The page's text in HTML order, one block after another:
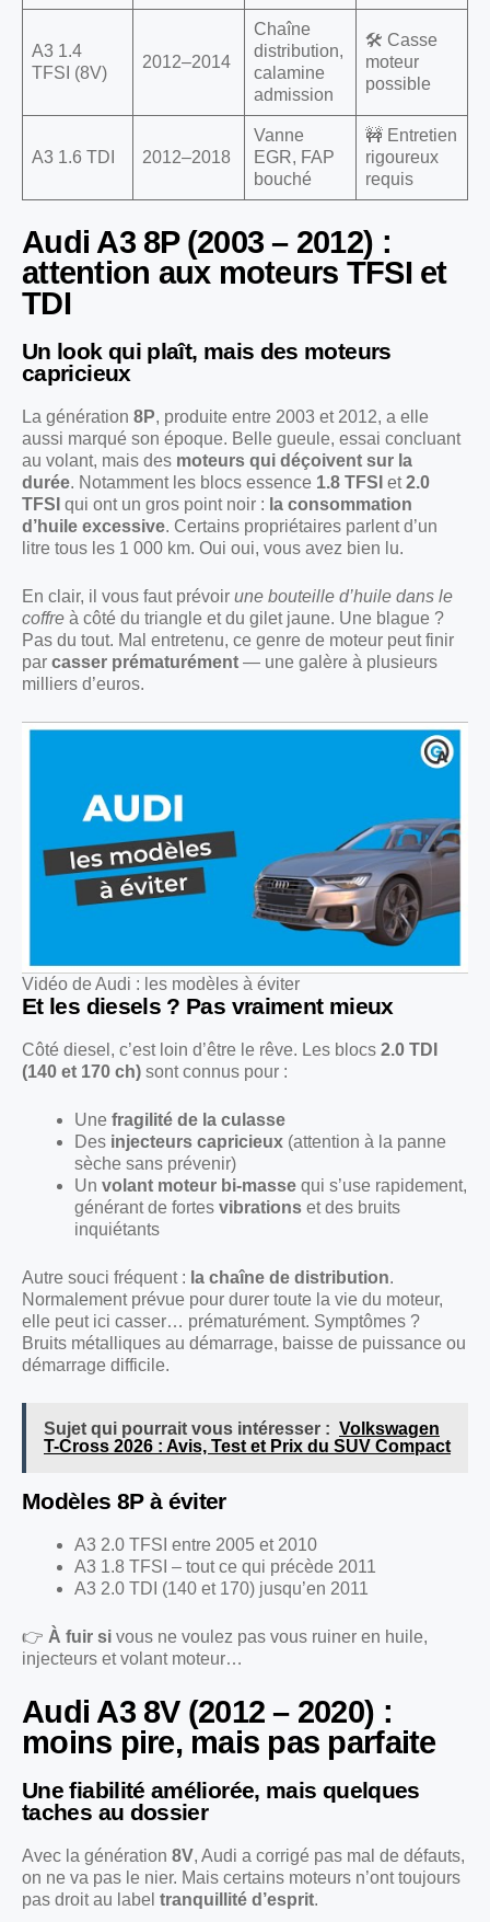
A3 1.4
TFSI (8V)
2012–2014
Chaîne
distribution,
calamine
admission
🛠️ Casse
moteur
possible
A3 1.6 TDI 2012–2018
Vanne
EGR, FAP
bouché
🚧 Entretien
rigoureux
requis
Audi A3 8P (2003 – 2012) :
attention aux moteurs TFSI et
TDI
Un look qui plaît, mais des moteurs
capricieux
La génération 8P, produite entre 2003 et 2012, a elle
aussi marqué son époque. Belle gueule, essai concluant
au volant, mais des moteurs qui déçoivent sur la
durée. Notamment les blocs essence 1.8 TFSI et2.0
TFSI qui ont un gros point noir : la consommation
d’huile excessive. Certains propriétaires parlent d’un
litre tous les 1 000 km. Oui oui, vous avez bien lu.
En clair, il vous faut prévoir une bouteille d’huile dans le
coffre à côté du triangle et du gilet jaune. Une blague ?
Pas du tout. Mal entretenu, ce genre de moteur peut finir
par casser prématurément — une galère à plusieurs
milliers d’euros.
Vidéo de Audi : les modèles à éviter
Et les diesels ? Pas vraiment mieux
Côté diesel, c’est loin d’être le rêve. Les blocs 2.0 TDI
(140 et 170 ch) sont connus pour :
Une fragilité de la culasse
Des injecteurs capricieux (attention à la panne
sèche sans prévenir)
Un volant moteur bi-masse qui s’use rapidement,
générant de fortes vibrations et des bruits
inquiétants
Autre souci fréquent : la chaîne de distribution.
Normalement prévue pour durer toute la vie du moteur,
elle peut ici casser… prématurément. Symptômes ?
Bruits métalliques au démarrage, baisse de puissance ou
démarrage difficile.
Sujet qui pourrait vous intéresser : Volkswagen
T-Cross 2026 : Avis, Test et Prix du SUV Compact
Modèles 8P à éviter
A3 2.0 TFSI entre 2005 et 2010
A3 1.8 TFSI – tout ce qui précède 2011
A3 2.0 TDI (140 et 170) jusqu’en 2011
👉 À fuir si vous ne voulez pas vous ruiner en huile,
injecteurs et volant moteur…
Audi A3 8V (2012 – 2020) :
moins pire, mais pas parfaite
Une fiabilité améliorée, mais quelques
taches au dossier
Avec la génération 8V, Audi a corrigé pas mal de défauts,
on ne va pas le nier. Mais certains moteurs n’ont toujours
pas droit au label tranquillité d’esprit.